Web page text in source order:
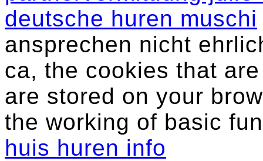
deutsche huren muschi
ansprechen nicht
ca, the cookies that
are stored on your
the working of basic
huis huren info